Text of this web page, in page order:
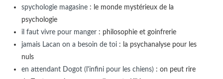
spychologie magasine: le monde mystérieux de la
psychologie
il faut vivre pour manger: philosophie et goinfrerie
jamais Lacan on a besoin de toi: la psychanalyse pour les
nuls
en attendant Dogot (l'infini pour les chiens): on peut rire